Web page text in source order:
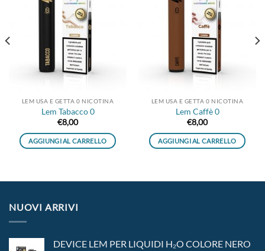
LEM USA E GETTA 0 NICOTINA
Lem Tabacco 0
€8,00
AGGIUNGI AL CARRELLO
LEM USA E GETTA 0 NICOTINA
Lem Caffè 0
€8,00
AGGIUNGI AL CARRELLO
NUOVI ARRIVI
DEVICE LEM PER LIQUIDI H₂O COLORE NERO